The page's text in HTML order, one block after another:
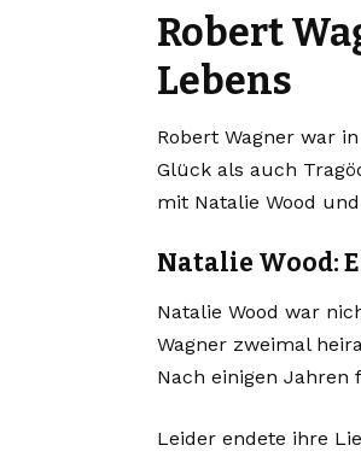
Robert
Lebens
Robert Wagner war
Glück als auch
mit Natalie Wood
Natalie Wood:
Natalie Wood war
Wagner zweimal
Nach einigen Jahren
Leider endete ihre